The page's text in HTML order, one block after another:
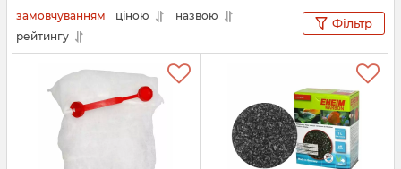
замовчуванням ціною
назвою
рейтингу
Фільтр